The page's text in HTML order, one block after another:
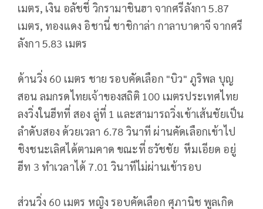
เมตร, เงิน อลัชชี่ วิกรามาชินฮา จากศรีลังกา 5.87
เมตร, ทองแดง อิชานี่ ชาชิกาล่า กาลาบาดาจี จากศรี
ลังกา 5.83 เมตร
ด้านวิ่ง 60 เมตร ชาย รอบคัดเลือก "บิว" ภูริพล บุญ
สอน ลมกรดไทยเจ้าของสถิติ 100 เมตรประเทศไทย
ลงวิ่งในฮีทที่ สอง ลู่ที่ 1 และสามารถวิ่งเข้าเส้นชัยเป็น
ลำดับสอง ด้วยเวลา 6.78 วินาที ผ่านคัดเลือกเข้าไป
ชิงชนะเลิศได้ตามคาด ขณะที่ ธวัชชัย หีมเอียด อยู่
ฮีท 3 ทำเวลาได้ 7.01 วินาทีไม่ผ่านเข้ารอบ
ส่วนวิ่ง 60 เมตร หญิง รอบคัดเลือก ศุภานิช พูลเกิด